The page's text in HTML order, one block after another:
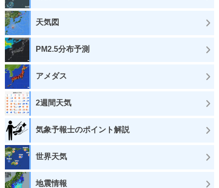
天気図
PM2.5分布予測
アメダス
2週間天気
気象予報士のポイント解説
世界天気
地震情報